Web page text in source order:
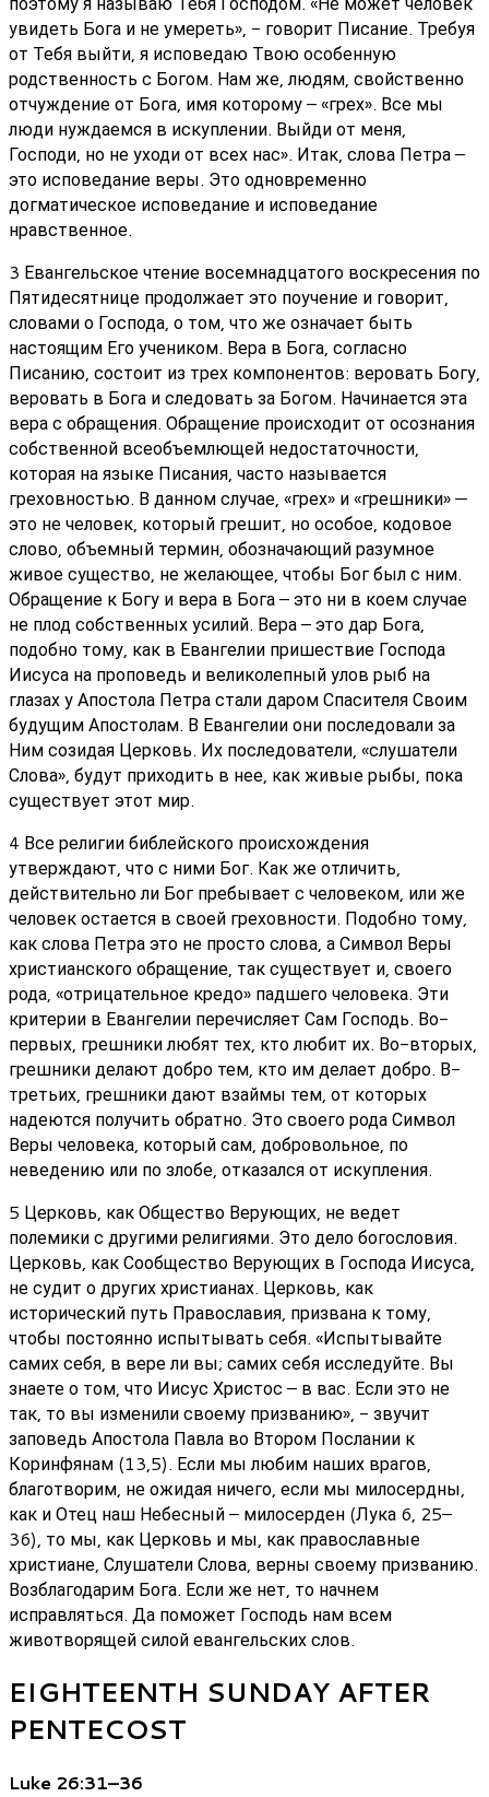
увидеть Бога и не умереть», - говорит Писание. Требуя
от Тебя выйти, я исповедаю Твою особенную
родственность с Богом. Нам же, людям, свойственно
отчуждение от Бога, имя которому – «грех». Все мы
люди нуждаемся в искуплении. Выйди от меня,
Господи, но не уходи от всех нас». Итак, слова Петра –
это исповедание веры. Это одновременно
догматическое исповедание и исповедание
нравственное.
3 Евангельское чтение восемнадцатого воскресения по
Пятидесятнице продолжает это поучение и говорит,
словами о Господа, о том, что же означает быть
настоящим Его учеником. Вера в Бога, согласно
Писанию, состоит из трех компонентов: веровать Богу,
веровать в Бога и следовать за Богом. Начинается эта
вера с обращения. Обращение происходит от осознания
собственной всеобъемлющей недостаточности,
которая на языке Писания, часто называется
греховностью. В данном случае, «грех» и «грешники» —
это не человек, который грешит, но особое, кодовое
слово, объемный термин, обозначающий разумное
живое существо, не желающее, чтобы Бог был с ним.
Обращение к Богу и вера в Бога – это ни в коем случае
не плод собственных усилий. Вера – это дар Бога,
подобно тому, как в Евангелии пришествие Господа
Иисуса на проповедь и великолепный улов рыб на
глазах у Апостола Петра стали даром Спасителя Своим
будущим Апостолам. В Евангелии они последовали за
Ним созидая Церковь. Их последователи, «слушатели
Слова», будут приходить в нее, как живые рыбы, пока
существует этот мир.
4 Все религии библейского происхождения
утверждают, что с ними Бог. Как же отличить,
действительно ли Бог пребывает с человеком, или же
человек остается в своей греховности. Подобно тому,
как слова Петра это не просто слова, а Символ Веры
христианского обращение, так существует и, своего
рода, «отрицательное кредо» падшего человека. Эти
критерии в Евангелии перечисляет Сам Господь. Во-
первых, грешники любят тех, кто любит их. Во-вторых,
грешники делают добро тем, кто им делает добро. В-
третьих, грешники дают взаймы тем, от которых
надеются получить обратно. Это своего рода Символ
Веры человека, который сам, добровольное, по
неведению или по злобе, отказался от искупления.
5 Церковь, как Общество Верующих, не ведет
полемики с другими религиями. Это дело богословия.
Церковь, как Сообщество Верующих в Господа Иисуса,
не судит о других христианах. Церковь, как
исторический путь Православия, призвана к тому,
чтобы постоянно испытывать себя. «Испытывайте
самих себя, в вере ли вы; самих себя исследуйте. Вы
знаете о том, что Иисус Христос – в вас. Если это не
так, то вы изменили своему призванию», - звучит
заповедь Апостола Павла во Втором Послании к
Коринфянам (13,5). Если мы любим наших врагов,
благотворим, не ожидая ничего, если мы милосердны,
как и Отец наш Небесный – милосерден (Лука 6, 25–
36), то мы, как Церковь и мы, как православные
христиане, Слушатели Слова, верны своему призванию.
Возблагодарим Бога. Если же нет, то начнем
исправляться. Да поможет Господь нам всем
животворящей силой евангельских слов.
EIGHTEENTH SUNDAY AFTER
PENTECOST
Luke 26:31–36